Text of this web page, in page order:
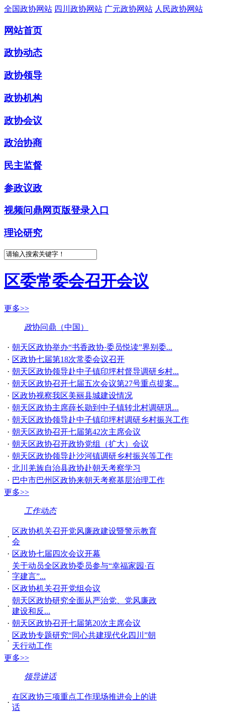
全国政协网站 四川政协网站 广元政协网站 人民政协网站
网站首页
政协动态
政协领导
政协机构
政协会议
政治协商
民主监督
参政议政
视频问鼎网页版登录入口
理论研究
区委常委会召开会议
更多>>
政协问鼎（中国）
· 朝天区政协举办“书香政协·委员悦读”界别委...
· 区政协七届第18次常委会议召开
· 朝天区政协领导赴中子镇印坪村督导调研乡村...
· 朝天区政协召开七届五次会议第27号重点提案...
· 区政协视察我区美丽县城建设情况
· 朝天区政协主席薛长勋到中子镇转北村调研巩...
· 朝天区政协领导赴中子镇印坪村调研乡村振兴工作
· 朝天区政协召开七届第42次主席会议
· 朝天区政协召开政协党组（扩大）会议
· 朝天区政协领导赴沙河镇调研乡村振兴等工作
· 北川羌族自治县政协赴朝天考察学习
· 巴中市巴州区政协来朝天考察基层治理工作
更多>>
工作动态
·
区政协机关召开党风廉政建设暨警示教育
会
· 区政协七届四次会议开幕
·
关于动员全区政协委员参与“幸福家园·百
字建言”...
· 区政协机关召开党组会议
·
朝天区政协研究全面从严治党、党风廉政
建设和反...
· 朝天区政协召开七届第20次主席会议
·
区政协专题研究“同心共建现代化四川”朝
天行动工作
更多>>
领导讲话
·
在区政协三项重点工作现场推进会上的讲
话